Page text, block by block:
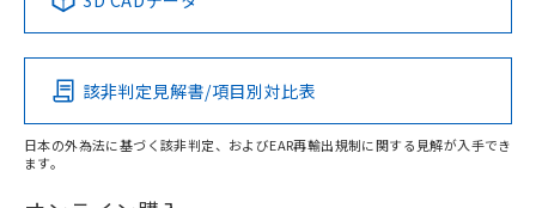
Pb Hg Cd Cr(VI)
O
該非判定見解書/項目別対比表
日本の外為法に基づく該非判定、およびEAR再輸出規制に関する見解が入手でき
ます。